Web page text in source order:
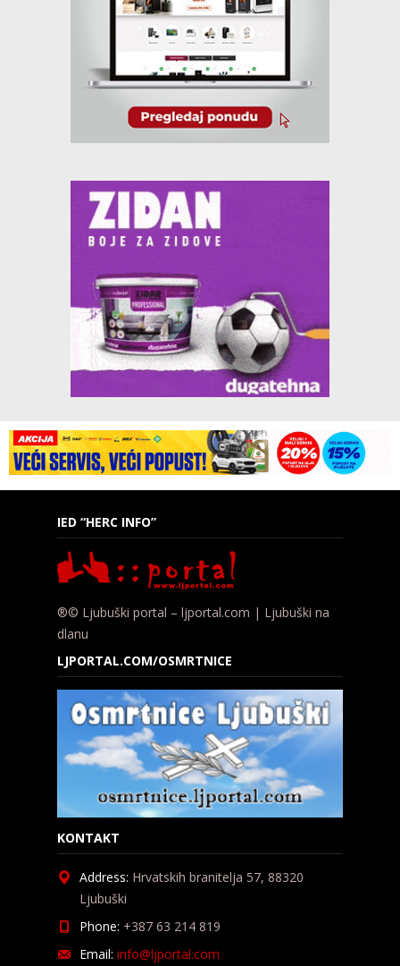
IED “HERC INFO”
®© Ljubuški portal – ljportal.com | Ljubuški na
dlanu
LJPORTAL.COM/OSMRTNICE
KONTAKT
Address: Hrvatskih branitelja 57, 88320
Ljubuški
Phone: +387 63 214 819
Email: info@ljportal.com